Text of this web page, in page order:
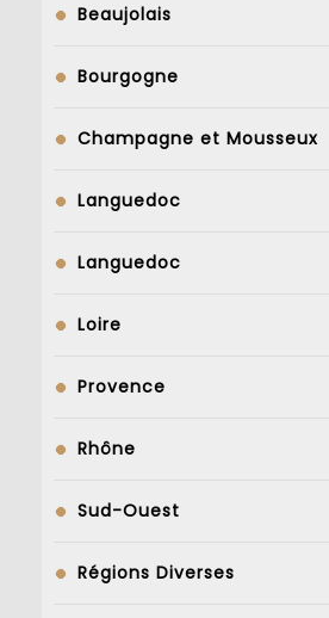
Beaujolais
Bourgogne
Champagne et Mousseux
Languedoc
Languedoc
Loire
Provence
Rhône
Sud-Ouest
Régions Diverses